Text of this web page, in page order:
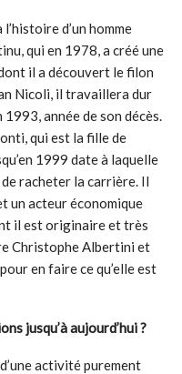
d’un homme
qui en 1978, a créé une
il a découvert le filon
Nicoli, il travaillera dur
année de son décès.
qui est la fille de
1999 date à laquelle
racheter la carrière. Il
un acteur économique
il est originaire et très
Christophe Albertini et
en faire ce qu’elle est
jusqu’à aujourd’hui ?
activité purement